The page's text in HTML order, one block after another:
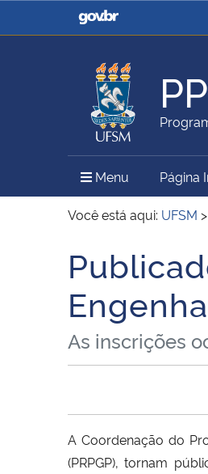
Casa Civil
Ministério da Agricultura,
Pecuária e Abastecimento
Ministério do Meio Ambiente
Secretaria de Governo
Menu MenuPágina
Você está aqui: UFSM >
Início do conteúdo
As inscrições
A Coordenação do
(PRPGP), tornam